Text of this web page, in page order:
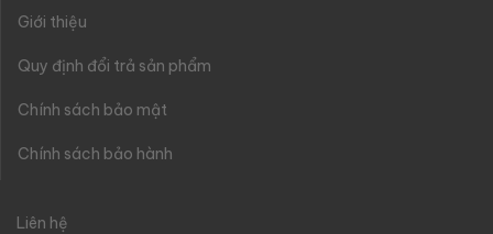
Giới thiệu
Quy định đổi trả sản phẩm
Chính sách bảo mật
Chính sách bảo hành
Liên hệ